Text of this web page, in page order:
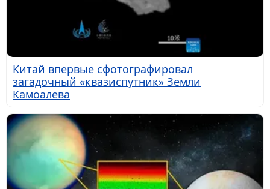
Китай впервые сфотографировал
загадочный «квазиспутник» Земли
Камоалева